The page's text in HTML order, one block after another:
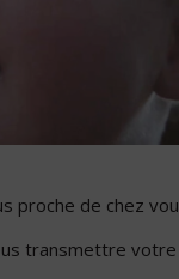
proche de chez
transmettre